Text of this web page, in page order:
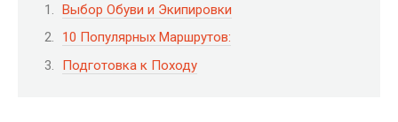
Выбор Обуви и Экипировки
10 Популярных Маршрутов:
Подготовка к Походу